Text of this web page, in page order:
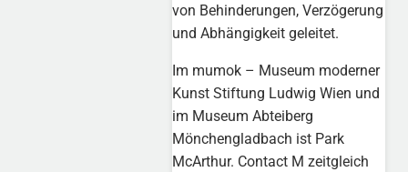
von Behinderungen, Verzögerung
und Abhängigkeit geleitet.
Im mumok – Museum moderner
Kunst Stiftung Ludwig Wien und
im Museum Abteiberg
Mönchengladbach ist Park
McArthur. Contact M zeitgleich